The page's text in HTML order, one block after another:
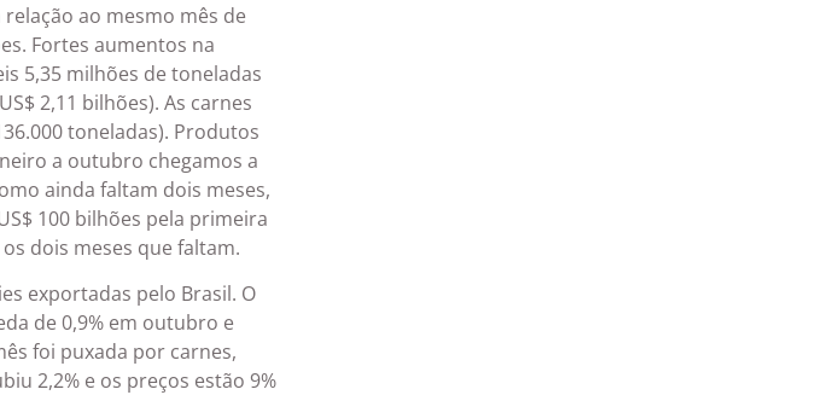
ao mesmo mês de
Fortes aumentos na
5,35 milhões de toneladas
2,11 bilhões). As carnes
toneladas). Produtos
a outubro chegamos a
ainda faltam dois meses,
100 bilhões pela primeira
dois meses que faltam.
exportadas pelo Brasil. O
de 0,9% em outubro e
foi puxada por carnes,
2,2% e os preços estão 9%